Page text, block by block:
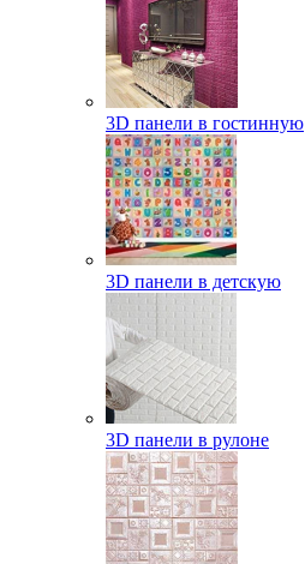
3D панели в гостинную
3D панели в детскую
3D панели в рулоне